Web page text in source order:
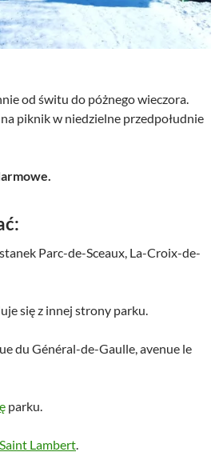
od świtu do póżnego wieczora.
piknik w niedzielne przedpołudnie
Parc-de-Sceaux, La-Croix-de-
się z innej strony parku.
du Général-de-Gaulle, avenue le
parku.
Lambert.